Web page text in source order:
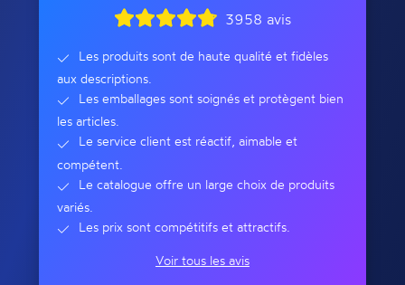
3958 avis
Les produits sont de haute qualité et fidèles
aux descriptions.
Les emballages sont soignés et protègent bien
les articles.
Le service client est réactif, aimable et
compétent.
Le catalogue offre un large choix de produits
variés.
Les prix sont compétitifs et attractifs.
Voir tous les avis